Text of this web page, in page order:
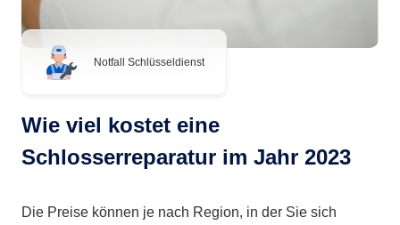
Notfall Schlüsseldienst
Wie viel kostet eine
Schlosserreparatur im Jahr 2023
Die Preise können je nach Region, in der Sie sich